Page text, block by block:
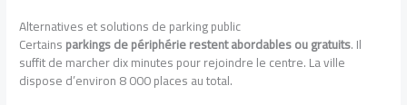
Alternatives et solutions de parking public
Certainsparkings de périphérie restent abordables ou gratuits. Il
suffit de marcher dix minutes pour rejoindre le centre. La ville
dispose d’environ 8 000 places au total.